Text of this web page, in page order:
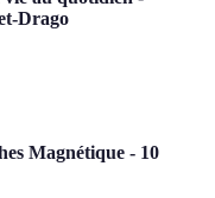
Drago
Magnétique - 10